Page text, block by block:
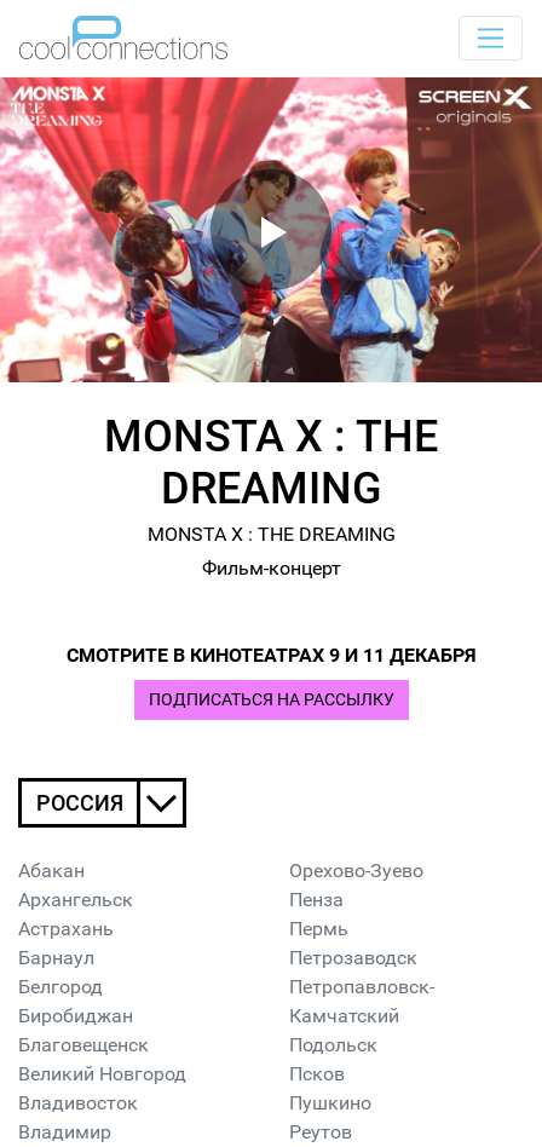
MONSTA X : THE
DREAMING
MONSTA X : THE DREAMING
Фильм-концерт
СМОТРИТЕ В КИНОТЕАТРАХ 9 И 11 ДЕКАБРЯ
ПОДПИСАТЬСЯ НА РАССЫЛКУ
РОССИЯ
Абакан
Архангельск
Астрахань
Барнаул
Белгород
Биробиджан
Благовещенск
Великий Новгород
Владивосток
Владимир
Орехово-Зуево
Пенза
Пермь
Петрозаводск
Петропавловск-
Камчатский
Подольск
Псков
Пушкино
Реутов